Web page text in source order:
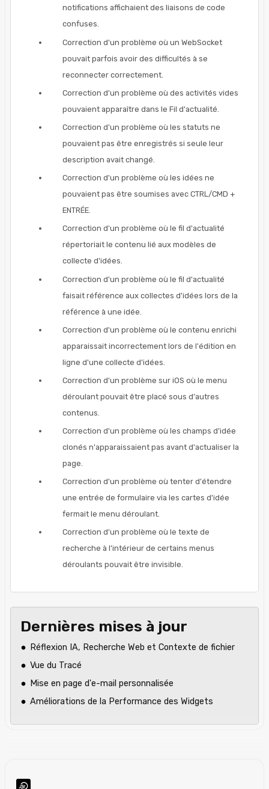
notifications affichaient des liaisons de code
confuses.
Correction d'un problème où un WebSocket
pouvait parfois avoir des difficultés à se
reconnecter correctement.
Correction d'un problème où des activités vides
pouvaient apparaître dans le Fil d'actualité.
Correction d'un problème où les statuts ne
pouvaient pas être enregistrés si seule leur
description avait changé.
Correction d'un problème où les idées ne
pouvaient pas être soumises avec CTRL/CMD +
ENTRÉE.
Correction d'un problème où le fil d'actualité
répertoriait le contenu lié aux modèles de
collecte d'idées.
Correction d'un problème où le fil d'actualité
faisait référence aux collectes d'idées lors de la
référence à une idée.
Correction d'un problème où le contenu enrichi
apparaissait incorrectement lors de l'édition en
ligne d'une collecte d'idées.
Correction d'un problème sur iOS où le menu
déroulant pouvait être placé sous d'autres
contenus.
Correction d'un problème où les champs d'idée
clonés n'apparaissaient pas avant d'actualiser la
page.
Correction d'un problème où tenter d'étendre
une entrée de formulaire via les cartes d'idée
fermait le menu déroulant.
Correction d'un problème où le texte de
recherche à l'intérieur de certains menus
déroulants pouvait être invisible.
Dernières mises à jour
Réflexion IA, Recherche Web et Contexte de fichier
Vue du Tracé
Mise en page d'e-mail personnalisée
Améliorations de la Performance des Widgets